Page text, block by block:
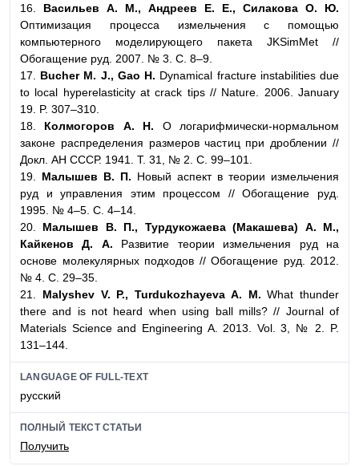
16. Васильев А. М., Андреев Е. Е., Силакова О. Ю.
Оптимизация процесса измельчения с помощью
компьютерного моделирующего пакета JKSimMet //
Обогащение руд. 2007. № 3. С. 8–9.
17. Bucher M. J., Gao H. Dynamical fracture instabilities due
to local hyperelasticity at crack tips // Nature. 2006. January
19. P. 307–310.
18. Колмогоров А. Н. О логарифмически-нормальном
законе распределения размеров частиц при дроблении //
Докл. АН СССР. 1941. Т. 31, № 2. С. 99–101.
19. Малышев В. П. Новый аспект в теории измельчения
руд и управления этим процессом // Обогащение руд.
1995. № 4–5. С. 4–14.
20. Малышев В. П., Турдукожаева (Макашева) А. М.,
Кайкенов Д. А. Развитие теории измельчения руд на
основе молекулярных подходов // Обогащение руд. 2012.
№ 4. С. 29–35.
21. Malyshev V. P., Turdukozhayeva A. M. What thunder
there and is not heard when using ball mills? // Journal of
Materials Science and Engineering A. 2013. Vol. 3, № 2. P.
131–144.
LANGUAGE OF FULL-TEXT
русский
ПОЛНЫЙ ТЕКСТ СТАТЬИ
Получить